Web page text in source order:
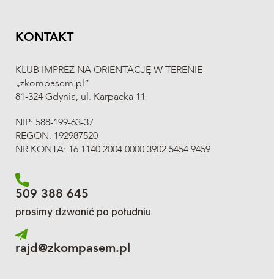
KONTAKT
KLUB IMPREZ NA ORIENTACJĘ W TERENIE
„zkompasem.pl”
81-324 Gdynia, ul. Karpacka 11
NIP: 588-199-63-37
REGON: 192987520
NR KONTA: 16 1140 2004 0000 3902 5454 9459
509 388 645
prosimy dzwonić po południu
rajd@zkompasem.pl